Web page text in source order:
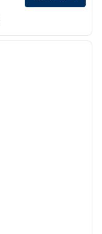
다음